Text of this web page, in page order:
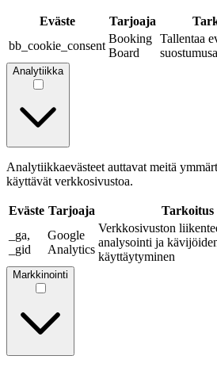
Eväste Tarjoaja
bb_cookie_consent
Booking
Board
Tallentaa
Analytiikka
Analytiikkaevästeet auttavat meitä
käyttävät verkkosivustoa.
Eväste Tarjoaja Tarkoitus
_ga,
_gid
Google
Analytics
Verkkosivuston
analysointi ja
käyttäytyminen
Markkinointi